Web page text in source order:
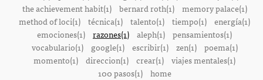
the achievement habit(1)
bernard roth(1)
memory palace(1)
method of loci(1) técnica(1) talento(1) tiempo(1) energía(1)
emociones(1) razones(1) aleph(1) pensamientos(1)
vocabulario(1)
google(1) escribir(1) zen(1)
poema(1)
momento(1) direccion(1) crear(1) viajes mentales(1)
100 pasos(1)
home